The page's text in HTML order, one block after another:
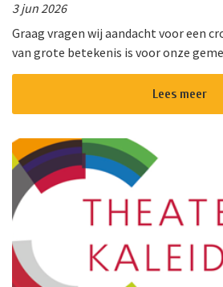
3 jun 2026
Graag vragen wij aandacht voor een
van grote betekenis is voor onze
!Triggr en SPAN vormen samen een
cultureel centrum waar m...Lees meer